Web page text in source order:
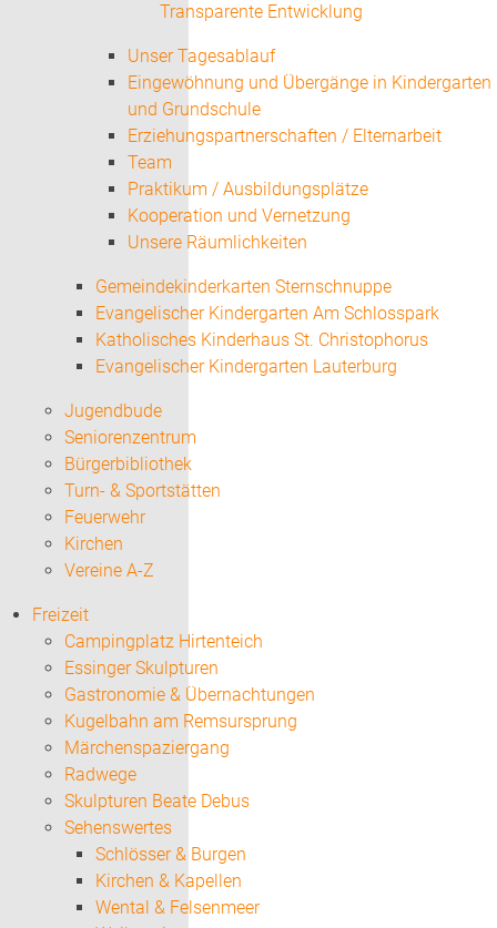
Transparente Entwicklung
Unser Tagesablauf
Eingewöhnung und Übergänge in Kindergarten
und Grundschule
Erziehungspartnerschaften / Elternarbeit
Team
Praktikum / Ausbildungsplätze
Kooperation und Vernetzung
Unsere Räumlichkeiten
Gemeindekinderkarten Sternschnuppe
Evangelischer Kindergarten Am Schlosspark
Katholisches Kinderhaus St. Christophorus
Evangelischer Kindergarten Lauterburg
Jugendbude
Seniorenzentrum
Bürgerbibliothek
Turn- & Sportstätten
Feuerwehr
Kirchen
Vereine A-Z
Freizeit
Campingplatz Hirtenteich
Essinger Skulpturen
Gastronomie & Übernachtungen
Kugelbahn am Remsursprung
Märchenspaziergang
Radwege
Skulpturen Beate Debus
Sehenswertes
Schlösser & Burgen
Kirchen & Kapellen
Wental & Felsenmeer